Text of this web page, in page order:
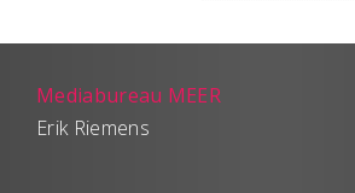
Mediabureau MEER
Erik Riemens